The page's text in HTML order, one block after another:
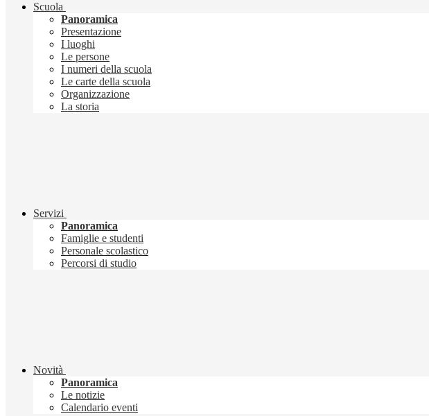
Scuola
Panoramica
Presentazione
I luoghi
Le persone
I numeri della scuola
Le carte della scuola
Organizzazione
La storia
Servizi
Panoramica
Famiglie e studenti
Personale scolastico
Percorsi di studio
Novità
Panoramica
Le notizie
Calendario eventi